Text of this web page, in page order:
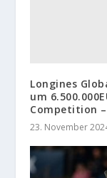
Longines
um
Competition
23. November